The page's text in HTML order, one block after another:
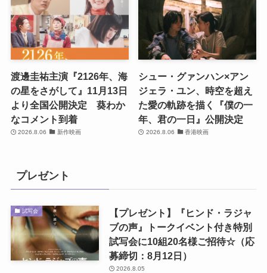
渡邊圭祐主演『2126年、海
の星をさがして』11月13日
より全国公開決定 葵わか
なコメント到着
2026.8.06 新作映画
シュー・グァンハン×アン
ジェラ・ユン、時空を超え
た愛の軌跡を描く『僕の一
年、君の一日』公開決定
2026.8.06 香港映画
プレゼント
試写会
【プレゼント】『ヒンド・ラジャ
ブの声』トークイベント付き特別
試写会に10組20名様ご招待☆（応
募締切：8月12日）
2026.8.05